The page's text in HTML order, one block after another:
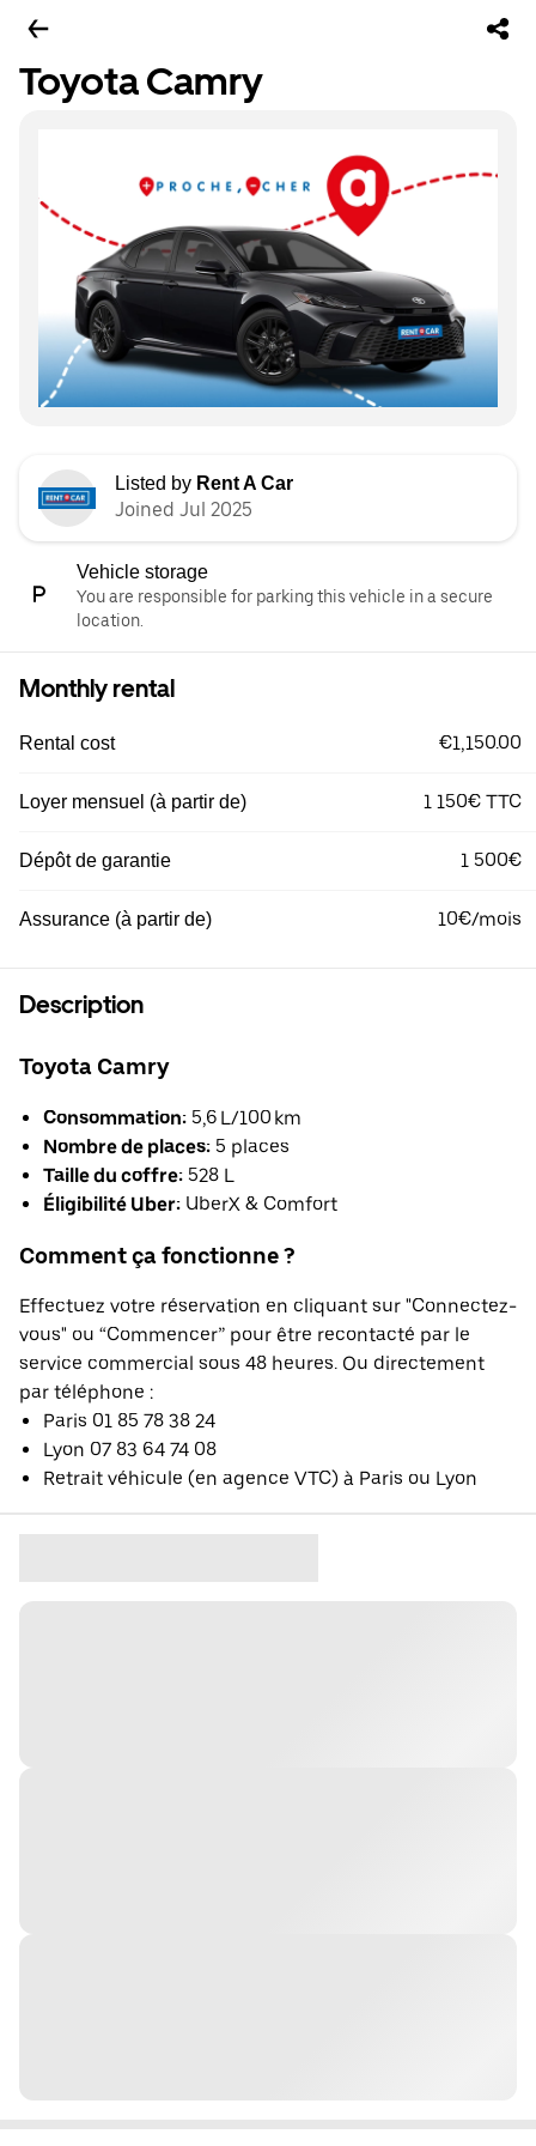
Toyota Camry
Listed by Rent A Car
Joined Jul 2025
Vehicle storage
You are responsible for parking this vehicle in a secure
location.
Monthly rental
Rental cost €1,150.00
Loyer mensuel (à partir de) 1 150€ TTC
Dépôt de garantie 1 500€
Assurance (à partir de) 10€/mois
Description
Toyota Camry
Consommation: 5,6 L/100 km
Nombre de places: 5 places
Taille du coffre: 528 L
Éligibilité Uber: UberX & Comfort
Comment ça fonctionne ?
Effectuez votre réservation en cliquant sur "Connectez-
vous" ou “Commencer” pour être recontacté par le
service commercial sous 48 heures. Ou directement
par téléphone :
Paris 01 85 78 38 24
Lyon 07 83 64 74 08
Retrait véhicule (en agence VTC) à Paris ou Lyon